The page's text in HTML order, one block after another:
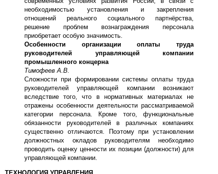
необходимостью установления и закрепления
отношений реального социального партнёрства,
решение проблем вознаграждения персонала
приобретает особую значимость.
Особенности организации оплаты труда
руководителей управляющей компании
промышленного концерна
Тимофеев А.В.
Сложности при формировании системы оплаты труда
руководителей управляющей компании возникают
вследствие того, что в нормативных материалах не
отражены особенности деятельности рассматриваемой
категории персонала. Кроме того, функциональные
обязанности руководителей в различных компаниях
существенно отличаются. Поэтому при установлении
должностных окладов руководителям необходимо
проводить оценку ценности их позиции (должности) для
управляющей компании.
ТЕХНОЛОГИЯ УПРАВЛЕНИЯ